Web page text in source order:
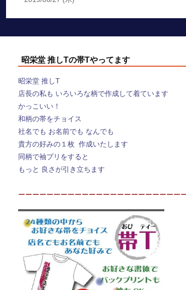
昭栄堂 推しTの帯Tやってます
昭栄堂 推しT
店長の私も いろいろな柄で作成して着ています
かっこいい！
和柄の帯をチョイス
社名でも お名前でも なんでも
貴方の好みの１枚 作成いたします
同柄で袖プリをすると
もっと 良さが引き立ちます
ーーーーーーーーーーーーーーーーーーーーーーー